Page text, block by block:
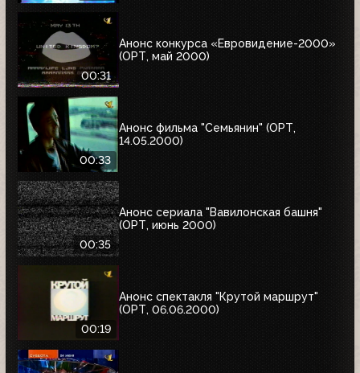
00:31
Анонс конкурса «Евровидение-2000»
(ОРТ, май 2000)
00:33
Анонс фильма "Семьянин" (ОРТ,
14.05.2000)
00:35
Анонс сериала "Вавилонская башня"
(ОРТ, июнь 2000)
00:19
Анонс спектакля "Крутой маршрут"
(ОРТ, 06.06.2000)